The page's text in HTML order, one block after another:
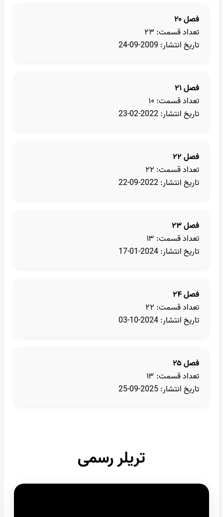
فصل ۲۰
تعداد قسمت: ۲۳
تاریخ انتشار: 2009-09-24
فصل ۲۱
تعداد قسمت: ۱۰
تاریخ انتشار: 2022-02-23
فصل ۲۲
تعداد قسمت: ۲۲
تاریخ انتشار: 2022-09-22
فصل ۲۳
تعداد قسمت: ۱۳
تاریخ انتشار: 2024-01-17
فصل ۲۴
تعداد قسمت: ۲۲
تاریخ انتشار: 2024-10-03
فصل ۲۵
تعداد قسمت: ۱۳
تاریخ انتشار: 2025-09-25
تریلر رسمی